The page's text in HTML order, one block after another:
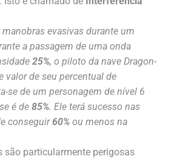
evasivas durante um
a passagem de uma onda
25%, o piloto da nave Dragon-
valor de seu percentual de
se de um personagem de nível 6
é de 85%. Ele terá sucesso nas
conseguir60% ou menos na
são particularmente perigosas